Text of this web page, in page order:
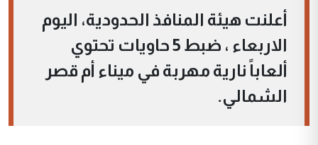
أعلنت هيئة المنافذ الحدودية، اليوم
الاربعاء ، ضبط 5 حاويات تحتوي
ألعاباً نارية مهربة في ميناء أم قصر
الشمالي.